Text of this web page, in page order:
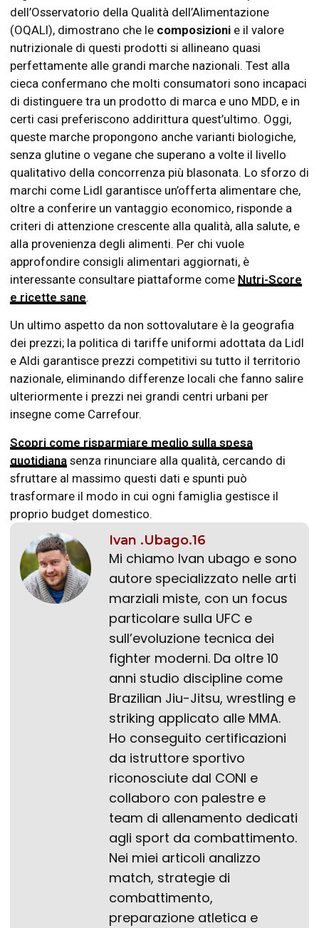
dell’Osservatorio della Qualità dell’Alimentazione
(OQALI), dimostrano che le composizioni e il valore
nutrizionale di questi prodotti si allineano quasi
perfettamente alle grandi marche nazionali. Test alla
cieca confermano che molti consumatori sono incapaci
di distinguere tra un prodotto di marca e uno MDD, e in
certi casi preferiscono addirittura quest’ultimo. Oggi,
queste marche propongono anche varianti biologiche,
senza glutine o vegane che superano a volte il livello
qualitativo della concorrenza più blasonata. Lo sforzo di
marchi come Lidl garantisce un’offerta alimentare che,
oltre a conferire un vantaggio economico, risponde a
criteri di attenzione crescente alla qualità, alla salute, e
alla provenienza degli alimenti. Per chi vuole
approfondire consigli alimentari aggiornati, è
interessante consultare piattaforme come Nutri-Score
e ricette sane.
Un ultimo aspetto da non sottovalutare è la geografia
dei prezzi; la politica di tariffe uniformi adottata da Lidl
e Aldi garantisce prezzi competitivi su tutto il territorio
nazionale, eliminando differenze locali che fanno salire
ulteriormente i prezzi nei grandi centri urbani per
insegne come Carrefour.
Scopri come risparmiare meglio sulla spesa
quotidiana senza rinunciare alla qualità, cercando di
sfruttare al massimo questi dati e spunti può
trasformare il modo in cui ogni famiglia gestisce il
proprio budget domestico.
Ivan .Ubago.16
Mi chiamo Ivan ubago e sono
autore specializzato nelle arti
marziali miste, con un focus
particolare sulla UFC e
sull’evoluzione tecnica dei
fighter moderni. Da oltre 10
anni studio discipline come
Brazilian Jiu-Jitsu, wrestling e
striking applicato alle MMA.
Ho conseguito certificazioni
da istruttore sportivo
riconosciute dal CONI e
collaboro con palestre e
team di allenamento dedicati
agli sport da combattimento.
Nei miei articoli analizzo
match, strategie di
combattimento,
preparazione atletica e